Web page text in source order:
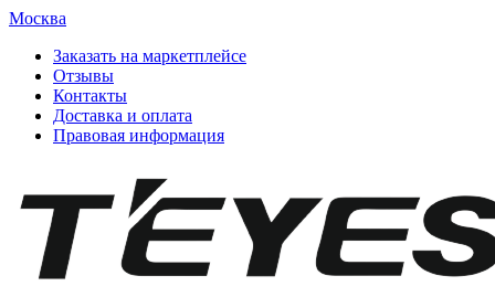
Москва
Заказать на маркетплейсе
Отзывы
Контакты
Доставка и оплата
Правовая информация